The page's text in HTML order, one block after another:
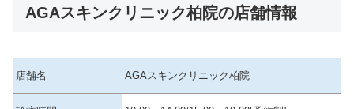
AGAスキンクリニック柏院の店舗情報
店舗名 AGAスキンクリニック柏院